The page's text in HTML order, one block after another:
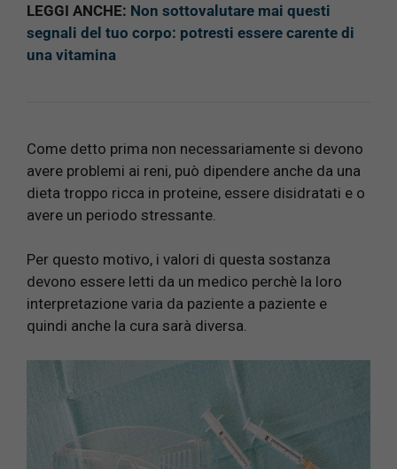
LEGGI ANCHE: Non sottovalutare mai questi
segnali del tuo corpo: potresti essere carente di
una vitamina
Come detto prima non necessariamente si devono
avere problemi ai reni, può dipendere anche da una
dieta troppo ricca in proteine, essere disidratati e o
avere un periodo stressante.
Per questo motivo, i valori di questa sostanza
devono essere letti da un medico perchè la loro
interpretazione varia da paziente a paziente e
quindi anche la cura sarà diversa.